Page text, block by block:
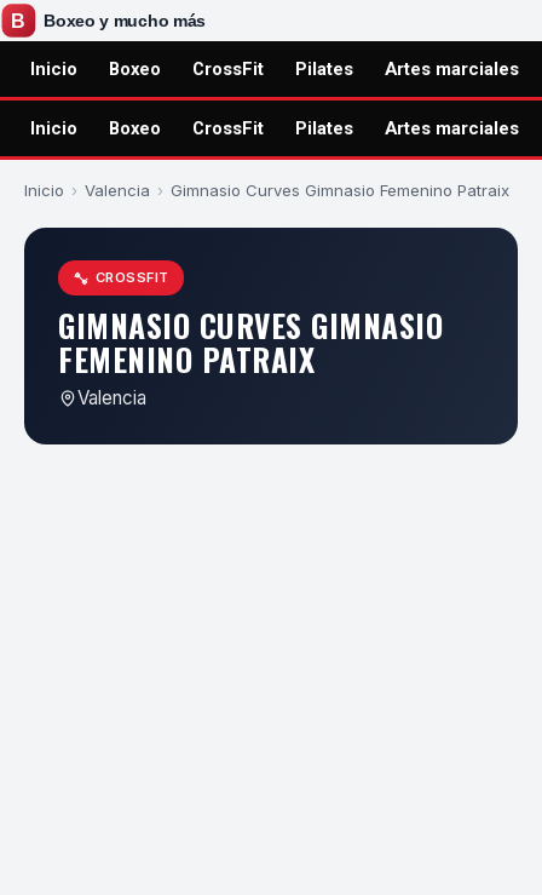
Inicio Boxeo CrossFit Pilates Artes marciales
Inicio Boxeo CrossFit Pilates Artes marciales
Inicio › Valencia › Gimnasio Curves Gimnasio Femenino Patraix
CROSSFIT
GIMNASIO CURVES GIMNASIO
FEMENINO PATRAIX
Valencia